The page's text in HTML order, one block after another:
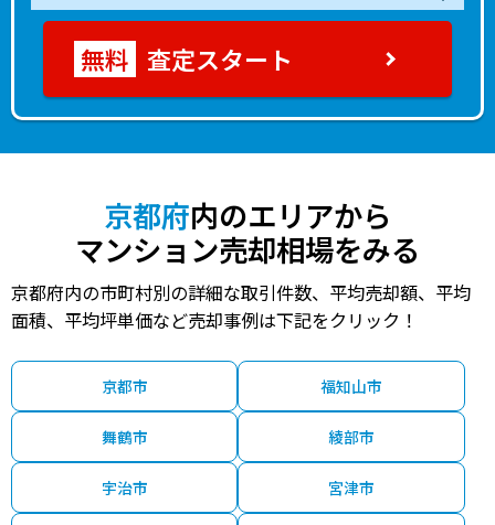
査定スタート
京都府内のエリアから
マンション売却相場をみる
京都府内の市町村別の詳細な取引件数、平均売却額、平均
面積、平均坪単価など売却事例は下記をクリック！
京都市 福知山市
舞鶴市 綾部市
宇治市 宮津市